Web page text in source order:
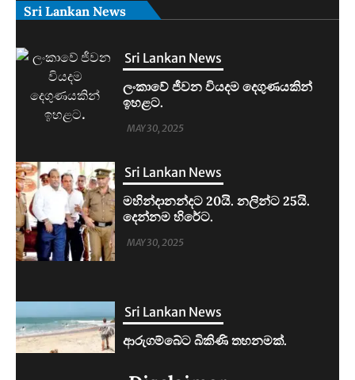
Sri Lankan News
Sri Lankan News
මහින්දානන්දට 20යි. නලින්ට 25යි.
දෙන්නම හිරේට.
MAY 30, 2025
Sri Lankan News
ආරුගම්බේට බිකිණි තහනමක්.
MAY 30, 2025
Sri Lankan News